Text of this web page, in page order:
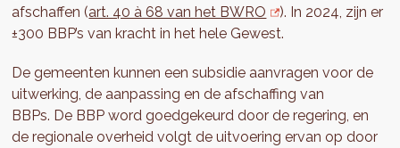
afschaffen (art. 40 à 68 van het BWRO
). In 2024, zijn er
±300 BBP’s van kracht in het hele Gewest.
De gemeenten kunnen een subsidie aanvragen voor de
uitwerking, de aanpassing en de afschaffing van
BBPs. De BBP word goedgekeurd door de regering, en
de regionale overheid volgt de uitvoering ervan op door